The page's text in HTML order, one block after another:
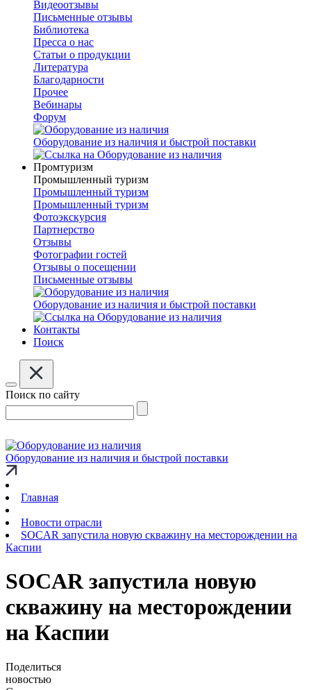
Видеоотзывы
Письменные отзывы
Библиотека
Пресса о нас
Статьи о продукции
Литература
Благодарности
Прочее
Вебинары
Форум
Оборудование из наличия и быстрой поставки
Промтуризм
Промышленный туризм
Промышленный туризм
Промышленный туризм
Фотоэкскурсия
Партнерство
Отзывы
Фотографии гостей
Отзывы о посещении
Письменные отзывы
Оборудование из наличия и быстрой поставки
Контакты
Поиск
Поиск по сайту
Оборудование из наличия и быстрой поставки
Главная
Новости отрасли
SOCAR запустила новую скважину на месторождении на
Каспии
SOCAR запустила новую
скважину на месторождении
на Каспии
Поделиться
новостью